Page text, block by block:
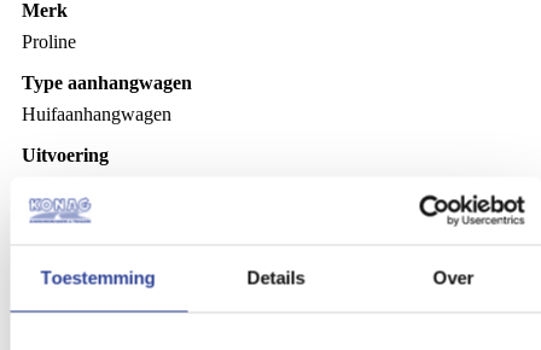
Toestemming Details Over
Merk
Proline
Type aanhangwagen
Huifaanhangwagen
Uitvoering
Laadvloerhoogte